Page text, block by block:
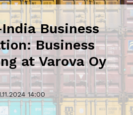
Business
Business
at Varova Oy
14:00